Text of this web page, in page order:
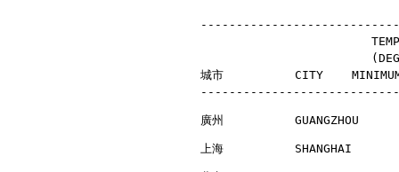
城市          CITY    MINIMUM 最
廣州
上海          SHANGHAI